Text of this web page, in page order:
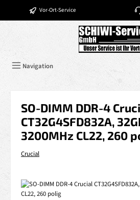
Zum Hauptinhalt springen
Vor-Ort-Service
Navigation
SO-DIMM DDR-4
CT32G4SFD832A,
3200MHz CL22, 260
Crucial
Bildergalerie überspringen